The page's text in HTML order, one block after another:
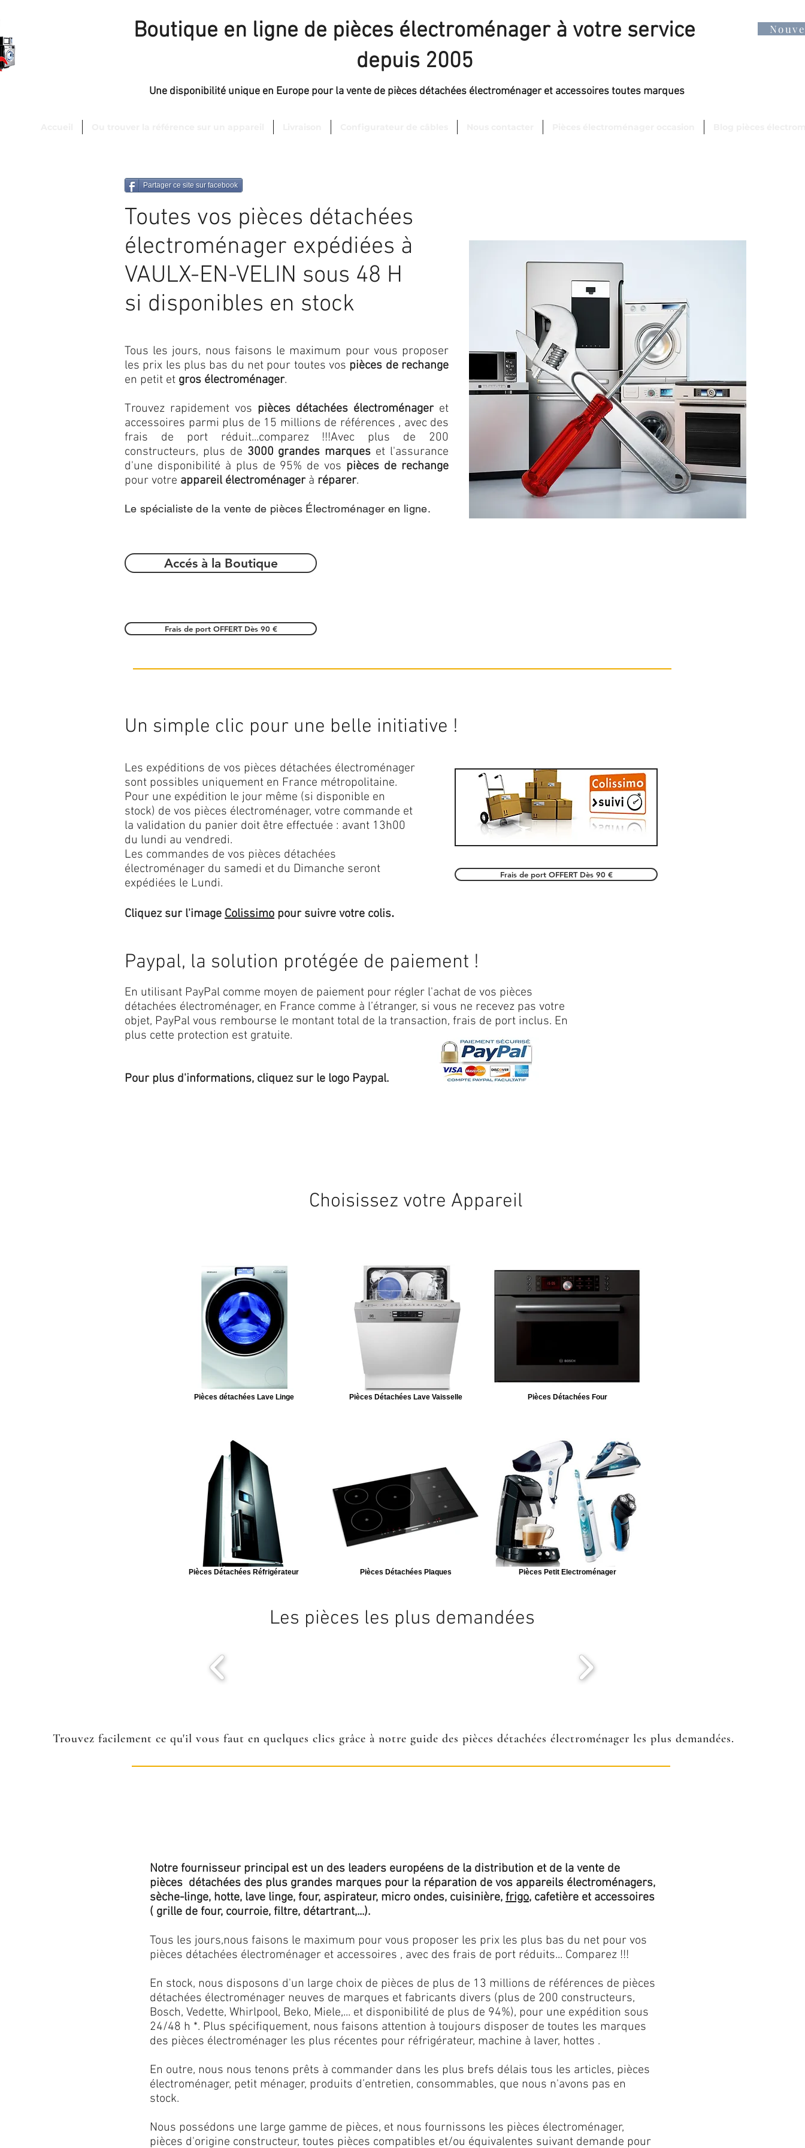
Boutique en ligne de pièces électroménager à votre service
depuis 2005
Une disponibilité unique en Europe pour la vente de pièces détachées électroménager et accessoires toutes marques
Partager ce site sur facebook
Toutes vos pièces détachées
électroménager expédiées à
VAULX-EN-VELIN sous 48 H
si disponibles en stock
Accés à la Boutique
Tous les jours, nous faisons le maximum pour vous proposer
les prix les plus bas du net pour toutes vos pièces de rechange
en petit et gros électroménager.
Trouvez rapidement vos pièces détachées électroménageret
accessoires parmi plus de 15 millions de références , avec des
frais de port réduit...comparez !!!Avec plus de 200
constructeurs, plus de 3000 grandes marques et l'assurance
d'une disponibilité à plus de 95% de vos pièces de rechange
pour votre appareil électroménagerà réparer.
Le spécialiste de la vente de pièces Électroménager en ligne.
Frais de port OFFERT Dès 90 €
Un simple clic pour une belle initiative !
Les expéditions de vos pièces détachées électroménager
sont possibles uniquement en France métropolitaine.
Pour une expédition le jour même (si disponible en
stock) de vos pièces électroménager, votre commande et
la validation du panier doit être effectuée : avant 13h00
du lundi au vendredi.
Les commandes de vos pièces détachées
électroménager du samedi et du Dimanche seront
expédiées le Lundi.
Cliquez sur l'image Colissimo pour suivre votre colis.
Frais de port OFFERT Dès 90 €
Paypal, la solution protégée de paiement !
En utilisant PayPal comme moyen de paiement pour régler l'achat de vos pièces
détachées électroménager, en France comme à l’étranger, si vous ne recevez pas votre
objet, PayPal vous rembourse le montant total de la transaction, frais de port inclus. En
plus cette protection est gratuite.
Pour plus d'informations, cliquez sur le logo Paypal.
Choisissez votre Appareil
Pièces détachées Lave Linge Pièces Détachées Lave Vaisselle Pièces Détachées Four
Pièces Détachées Réfrigérateur Pièces Détachées Plaques Pièces Petit Electroménager
Les pièces les plus demandées
Trouvez facilement ce qu'il vous faut en quelques clics grâce à notre guide des pièces détachées électroménager les plus demandées.
Notre fournisseur principal est un des leaders européens de la distribution et de la vente de
pièces détachées des plus grandes marques pour la réparation de vos appareils électroménagers,
sèche-linge, hotte, lave linge, four, aspirateur, micro ondes, cuisinière, frigo, cafetière et accessoires
( grille de four, courroie, filtre, détartrant,...).
Tous les jours,nous faisons le maximum pour vous proposer les prix les plus bas du net pour vos
pièces détachées électroménager et accessoires , avec des frais de port réduits... Comparez !!!
En stock, nous disposons d'un large choix de pièces de plus de 13 millions de références de pièces
détachées électroménager neuves de marques et fabricants divers (plus de 200 constructeurs,
Bosch, Vedette, Whirlpool, Beko, Miele,... et disponibilité de plus de 94%), pour une expédition sous
24/48 h *. Plus spécifiquement, nous faisons attention à toujours disposer de toutes les marques
des pièces électroménager les plus récentes pour réfrigérateur, machine à laver, hottes .
En outre, nous nous tenons prêts à commander dans les plus brefs délais tous les articles, pièces
électroménager, petit ménager, produits d’entretien, consommables, que nous n'avons pas en
stock.
Nous possédons une large gamme de pièces, et nous fournissons les pièces électroménager,
pièces d'origine constructeur, toutes pièces compatibles et/ou équivalentes suivant demande pour